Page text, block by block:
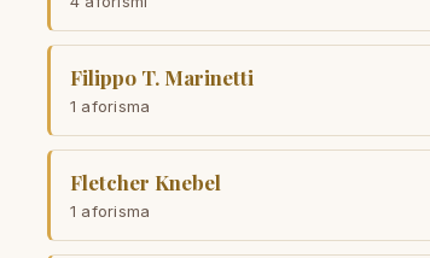
Filippo T. Marinetti
1 aforisma
Fletcher Knebel
1 aforisma